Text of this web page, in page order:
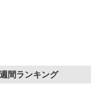
週間ランキング